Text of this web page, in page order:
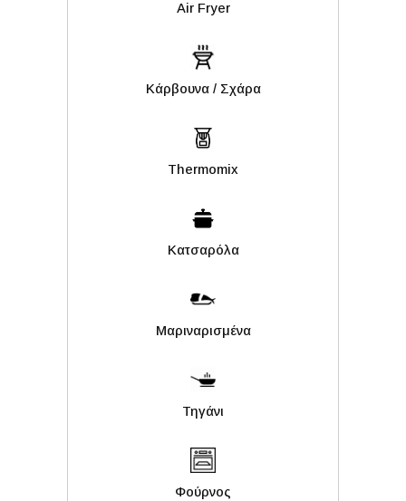
Air Fryer
Kάρβουνα / Σχάρα
Thermomix
Κατσαρόλα
Μαριναρισμένα
Τηγάνι
Φούρνος